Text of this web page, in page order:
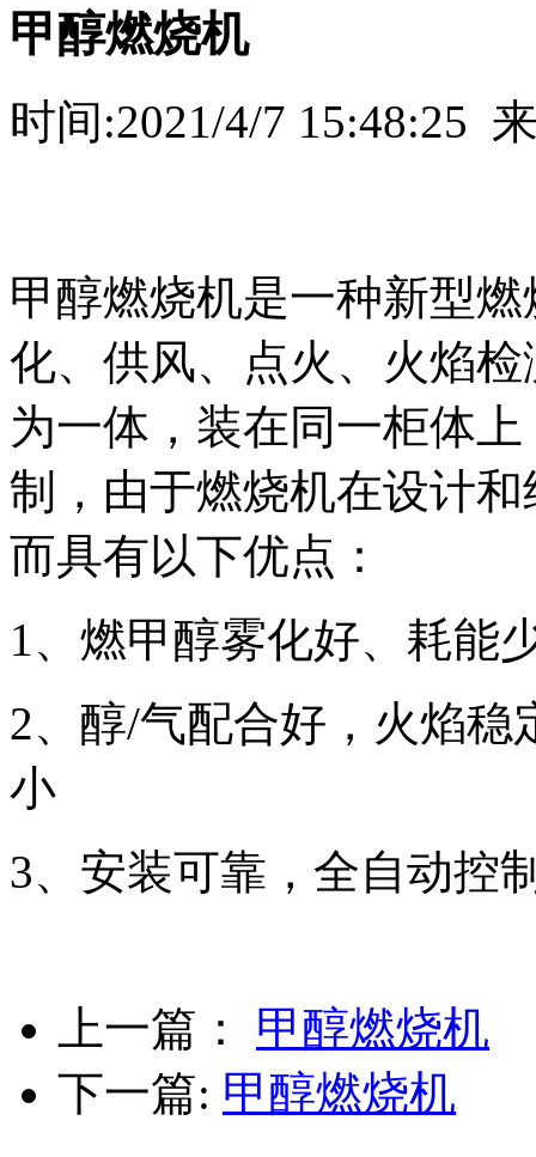
甲醇燃烧机
时间:2021/4/7 15:48:25
甲醇燃烧机是一种新型
化、供风、点火、火焰
为一体，装在同一柜体
制，由于燃烧机在设计
而具有以下优点：
1、燃甲醇雾化好、耗能
2、醇/气配合好，火焰
小
3、安装可靠，全自动控
上一篇： 甲醇燃烧机
下一篇: 甲醇燃烧机